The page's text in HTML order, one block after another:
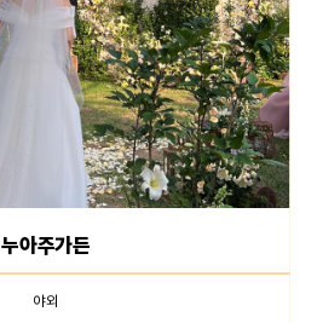
누아주가든
야외